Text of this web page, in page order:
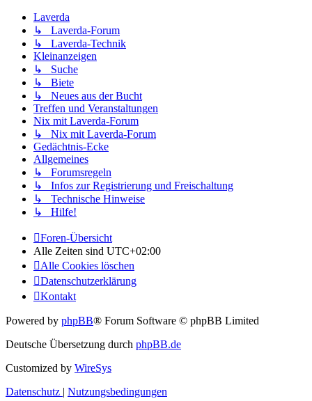
Laverda
↳ Laverda-Forum
↳ Laverda-Technik
Kleinanzeigen
↳ Suche
↳ Biete
↳ Neues aus der Bucht
Treffen und Veranstaltungen
Nix mit Laverda-Forum
↳ Nix mit Laverda-Forum
Gedächtnis-Ecke
Allgemeines
↳ Forumsregeln
↳ Infos zur Registrierung und Freischaltung
↳ Technische Hinweise
↳ Hilfe!
Foren-Übersicht
Alle Zeiten sind UTC+02:00
Alle Cookies löschen
Datenschutzerklärung
Kontakt
Powered by phpBB® Forum Software © phpBB Limited
Deutsche Übersetzung durch phpBB.de
Customized by WireSys
Datenschutz | Nutzungsbedingungen